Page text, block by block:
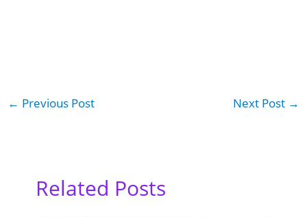
← Previous Post Next Post →
Related Posts